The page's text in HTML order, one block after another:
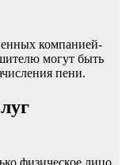
компанией-
могут быть
пени.
физическое лицо,